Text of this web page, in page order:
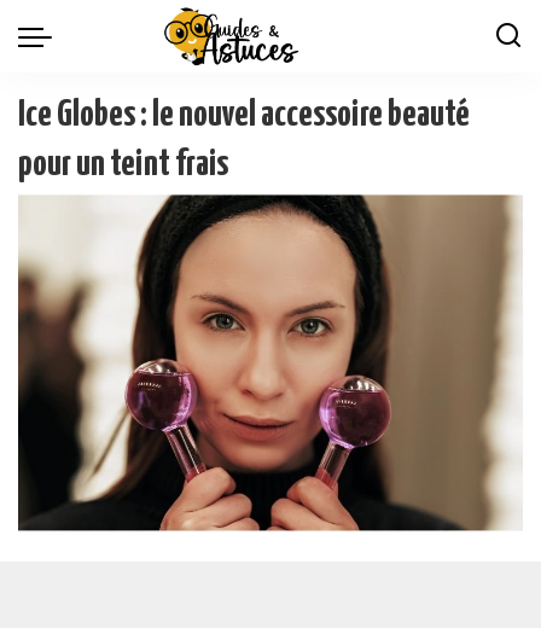
Ice Globes : le nouvel accessoire beauté
pour un teint frais